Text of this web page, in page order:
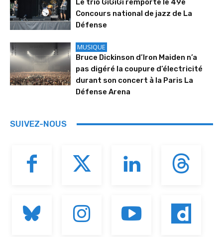
Le trio GiGiGi remporte le 49e
Concours national de jazz de La
Défense
MUSIQUE
Bruce Dickinson d’Iron Maiden n’a
pas digéré la coupure d’électricité
durant son concert à la Paris La
Défense Arena
SUIVEZ-NOUS